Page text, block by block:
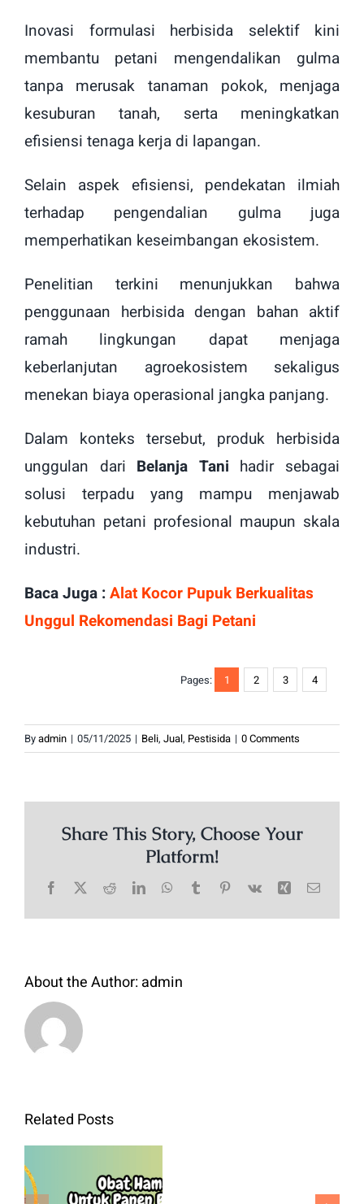
Inovasi formulasi herbisida selektif kini
membantu petani mengendalikan gulma
tanpa merusak tanaman pokok, menjaga
kesuburan tanah, serta meningkatkan
efisiensi tenaga kerja di lapangan.
Selain aspek efisiensi, pendekatan ilmiah
terhadap pengendalian gulma juga
memperhatikan keseimbangan ekosistem.
Penelitian terkini menunjukkan bahwa
penggunaan herbisida dengan bahan aktif
ramah lingkungan dapat menjaga
keberlanjutan agroekosistem sekaligus
menekan biaya operasional jangka panjang.
Dalam konteks tersebut, produk herbisida
unggulan dari Belanja Tani hadir sebagai
solusi terpadu yang mampu menjawab
kebutuhan petani profesional maupun skala
industri.
Baca Juga :Alat Kocor Pupuk Berkualitas
Unggul Rekomendasi Bagi Petani
Pages: 1 2 3 4
Byadmin | 05/11/2025 | Beli, Jual, Pestisida | 0 Comments
Share This Story, Choose Your
Platform!
Facebook
X RedditLinkedInWhatsApp
TumblrPinterest
Vk Xing Email
About the Author:admin
Related Posts
Obat Hama